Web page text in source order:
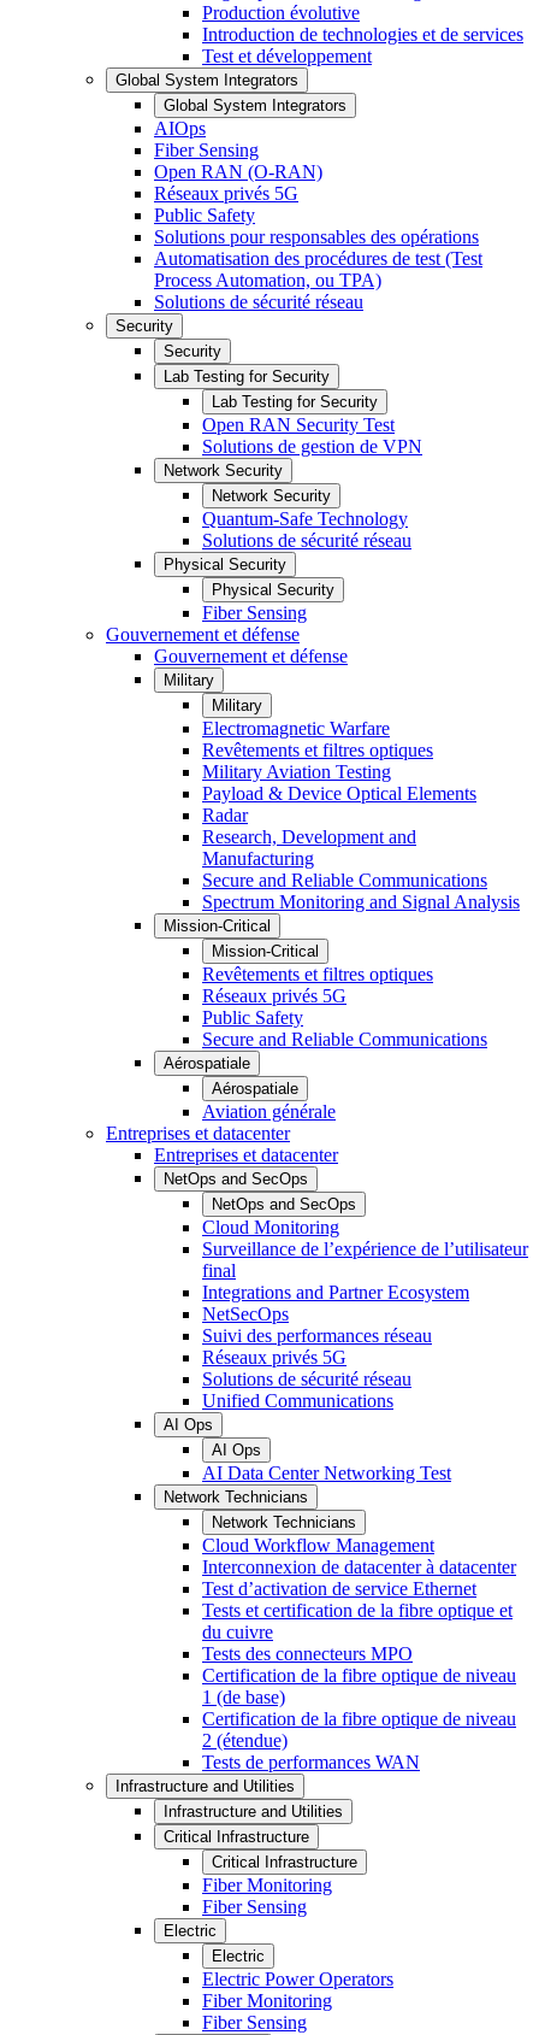
Production évolutive
Introduction de technologies et de services
Test et développement
Global System Integrators
Global System Integrators
AIOps
Fiber Sensing
Open RAN (O-RAN)
Réseaux privés 5G
Public Safety
Solutions pour responsables des opérations
Automatisation des procédures de test (Test
Process Automation, ou TPA)
Solutions de sécurité réseau
Security
Security
Lab Testing for Security
Lab Testing for Security
Open RAN Security Test
Solutions de gestion de VPN
Network Security
Network Security
Quantum-Safe Technology
Solutions de sécurité réseau
Physical Security
Physical Security
Fiber Sensing
Gouvernement et défense
Gouvernement et défense
Military
Military
Electromagnetic Warfare
Revêtements et filtres optiques
Military Aviation Testing
Payload & Device Optical Elements
Radar
Research, Development and
Manufacturing
Secure and Reliable Communications
Spectrum Monitoring and Signal Analysis
Mission-Critical
Mission-Critical
Revêtements et filtres optiques
Réseaux privés 5G
Public Safety
Secure and Reliable Communications
Aérospatiale
Aérospatiale
Aviation générale
Entreprises et datacenter
Entreprises et datacenter
NetOps and SecOps
NetOps and SecOps
Cloud Monitoring
Surveillance de l’expérience de l’utilisateur
final
Integrations and Partner Ecosystem
NetSecOps
Suivi des performances réseau
Réseaux privés 5G
Solutions de sécurité réseau
Unified Communications
AI Ops
AI Ops
AI Data Center Networking Test
Network Technicians
Network Technicians
Cloud Workflow Management
Interconnexion de datacenter à datacenter
Test d’activation de service Ethernet
Tests et certification de la fibre optique et
du cuivre
Tests des connecteurs MPO
Certification de la fibre optique de niveau
1 (de base)
Certification de la fibre optique de niveau
2 (étendue)
Tests de performances WAN
Infrastructure and Utilities
Infrastructure and Utilities
Critical Infrastructure
Critical Infrastructure
Fiber Monitoring
Fiber Sensing
Electric
Electric
Electric Power Operators
Fiber Monitoring
Fiber Sensing